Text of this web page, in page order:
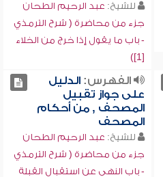
للشيخ: عبد الرحيم الطحان
جزء من محاضرة ( شرح الترمذي
- باب ما يقول إذا خرج من الخلاء
[1])
الفهرس:الدليل
على جواز تقبيل
المصحف , من أحكام
المصحف
للشيخ: عبد الرحيم الطحان
جزء من محاضرة ( شرح الترمذي
- باب النهي عن استقبال القبلة